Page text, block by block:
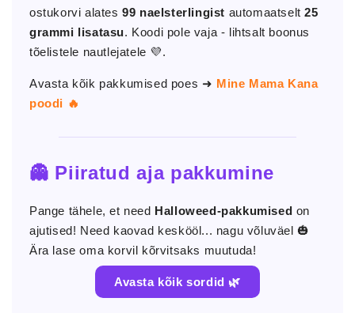
ostukorvi alates99 naelsterlingist automaatselt25
grammi lisatasu. Koodi pole vaja - lihtsalt boonus
tõelistele nautlejatele 💜.
Avasta kõik pakkumised poes ➜ Mine Mama Kana
poodi 🔥
👻 Piiratud aja pakkumine
Pange tähele, et need Halloweed-pakkumised on
ajutised! Need kaovad keskööl... nagu võluväel 🎃
Ära lase oma korvil kõrvitsaks muutuda!
Avasta kõik sordid 🌿